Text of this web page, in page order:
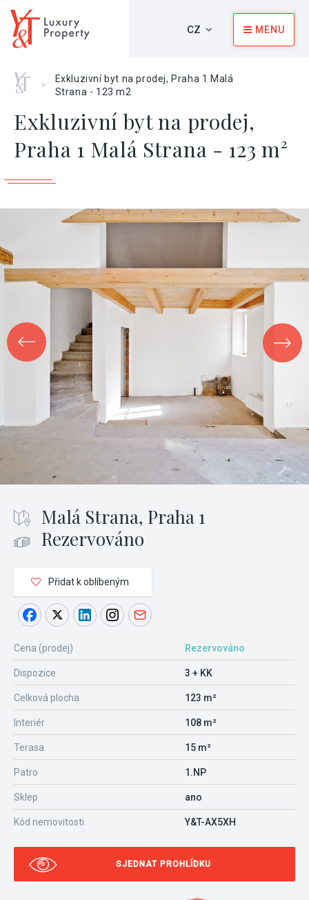
CZ MENU
Home
>
Exkluzivní byt na prodej, Praha 1 Malá
Strana - 123 m2
Exkluzivní byt na prodej,
Praha 1 Malá Strana - 123 m²
Malá Strana, Praha 1
Rezervováno
Přidat k oblíbeným
Cena (prodej) Rezervováno
Dispozice 3 + KK
Celková plocha 123 m²
Interiér 108 m²
Terasa 15 m²
Patro 1.NP
Sklep ano
Kód nemovitosti Y&T-AX5XH
SJEDNAT PROHLÍDKU